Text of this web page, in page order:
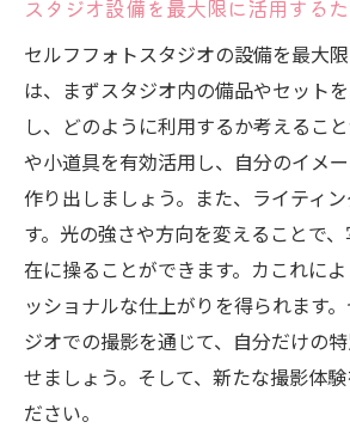
な写真作成法
写真を通じてセルフフォト
する自分
セルフフォトスタジオで新
うためのステップ
セルフフォトスタジオ体験を次
化させるヒント
セルフフォトスタジオでの
すための方法
新しい撮影アイデアをセル
スタジオ設備を最大限に活用する
セルフフォトスタジオの設備を最大
は、まずスタジオ内の備品やセット
し、どのように利用するか考えるこ
や小道具を有効活用し、自分のイメ
作り出しましょう。また、ライティ
す。光の強さや方向を変えることで
在に操ることができます。カこれに
ッショナルな仕上がりを得られます
ジオでの撮影を通じて、自分だけの
せましょう。そして、新たな撮影体
ださい。